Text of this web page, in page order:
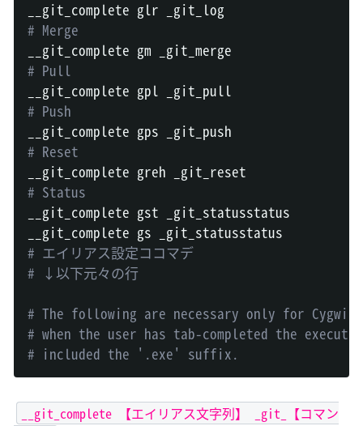
# Merge
# Pull
# Push
# Reset
# Status
__git_complete gst _git_statusstatus
# エイリアス設定ココマデ
# ↓以下元々の行
# The following are necessary only for
# when the user has tab-completed the
# included the '.exe' suffix.
__git_complete 【エイリアス文字列】 _git_【コマン